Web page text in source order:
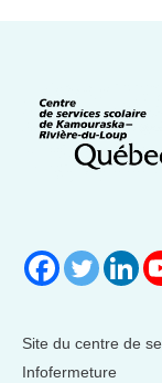
Site du centre de
Infofermeture